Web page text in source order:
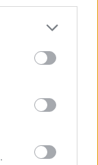
Spain|Esim